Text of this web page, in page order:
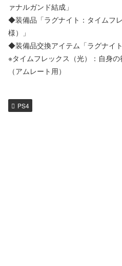
ァナルガンド結成」
◆装備品「ラグナイト：タイムフ
様）」
◆装備品交換アイテム「ラグナイ
※タイムフレックス（光）：自身の
（アムレート用）
PS4